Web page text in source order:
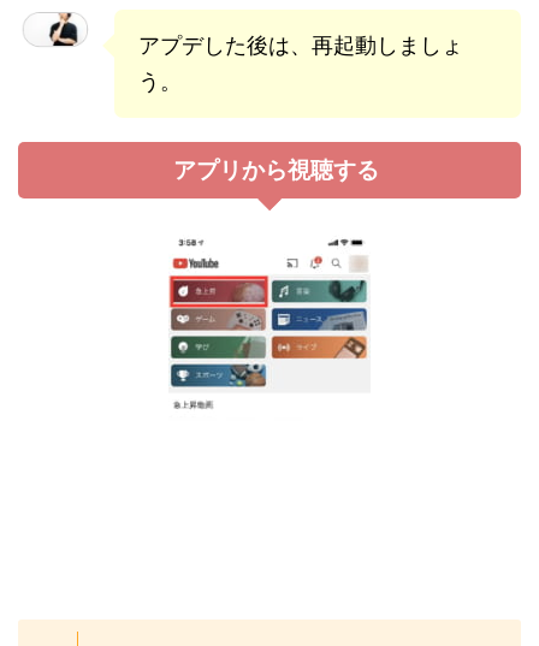
アプデした後は、再起動しましょ
う。
アプリから視聴する